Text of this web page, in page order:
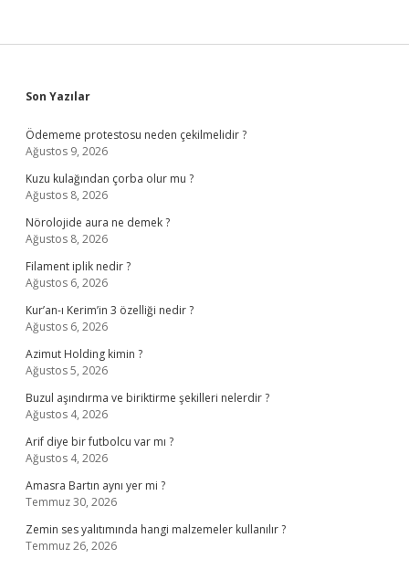
Sidebar
Son Yazılar
Ödememe protestosu neden çekilmelidir ?
Ağustos 9, 2026
Kuzu kulağından çorba olur mu ?
Ağustos 8, 2026
Nörolojide aura ne demek ?
Ağustos 8, 2026
Filament iplik nedir ?
Ağustos 6, 2026
Kur’an-ı Kerim’in 3 özelliği nedir ?
Ağustos 6, 2026
Azimut Holding kimin ?
Ağustos 5, 2026
Buzul aşındırma ve biriktirme şekilleri nelerdir ?
Ağustos 4, 2026
Arif diye bir futbolcu var mı ?
Ağustos 4, 2026
Amasra Bartın aynı yer mi ?
Temmuz 30, 2026
Zemin ses yalıtımında hangi malzemeler kullanılır ?
Temmuz 26, 2026